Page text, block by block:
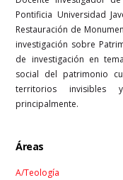
Pontificia Universidad
Restauración de
investigación sobre
de investigación en
social del patrimonio
territorios invisibles
principalmente.
Áreas
A/Teología